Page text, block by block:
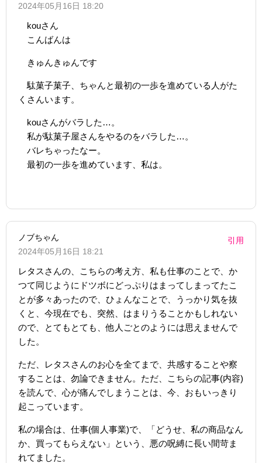
2024年05月16日 18:20
kouさん
こんばんは
きゅんきゅんです
駄菓子菓子、ちゃんと最初の一歩を進めている人がた
くさんいます。
kouさんがバラした…。
私が駄菓子屋さんをやるのをバラした…。
バレちゃったなー。
最初の一歩を進めています、私は。
ノブちゃん
2024年05月16日 18:21
引用
レタスさんの、こちらの考え方、私も仕事のことで、か
つて同じようにドツボにどっぷりはまってしまってたこ
とが多々あったので、ひょんなことで、うっかり気を抜
くと、今現在でも、突然、はまりうることかもしれない
ので、とてもとても、他人ごとのようには思えませんで
した。
ただ、レタスさんのお心を全てまで、共感することや察
することは、勿論できません。ただ、こちらの記事(内容)
を読んで、心が痛んでしまうことは、今、おもいっきり
起こっています。
私の場合は、仕事(個人事業)で、「どうせ、私の商品なん
か、買ってもらえない」という、悪の呪縛に長い間苛ま
れてました。